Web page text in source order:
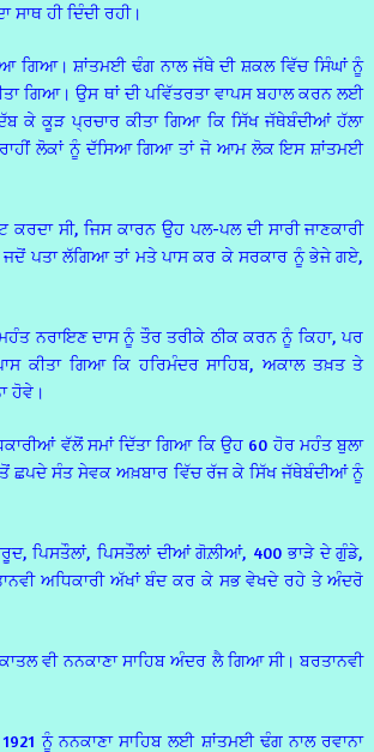
ਹੀ ਦਿੰਦੀ ਰਹੀ।
ਗਿਆ। ਸ਼ਾਂਤਮਈ ਢੰਗ ਨਾਲ ਜੱਥੇ ਦੀ ਸ਼ਕਲ ਵਿੱਚ ਸਿੰਘਾਂ ਨੂੰ
ਗਿਆ। ਉਸ ਥਾਂ ਦੀ ਪਵਿੱਤਰਤਾ ਵਾਪਸ ਬਹਾਲ ਕਰਨ ਲਈ
ਕੇ ਕੂੜ ਪ੍ਰਚਾਰ ਕੀਤਾ ਗਿਆ ਕਿ ਸਿੱਖ ਜੱਥੇਬੰਦੀਆਂ ਹੱਲਾ
ਰਾਹੀਂ ਲੋਕਾਂ ਨੂੰ ਦੱਸਿਆ ਗਿਆ ਤਾਂ ਜੋ ਆਮ ਲੋਕ ਇਸ ਸ਼ਾਂਤਮਈ
ਸੀ, ਜਿਸ ਕਾਰਨ ਉਹ ਪਲ-ਪਲ ਦੀ ਸਾਰੀ ਜਾਣਕਾਰੀ
ਪਤਾ ਲੱਗਿਆ ਤਾਂ ਮਤੇ ਪਾਸ ਕਰ ਕੇ ਸਰਕਾਰ ਨੂੰ ਭੇਜੇ ਗਏ,
ਨਰਾਇਣ ਦਾਸ ਨੂੰ ਤੌਰ ਤਰੀਕੇ ਠੀਕ ਕਰਨ ਨੂੰ ਕਿਹਾ, ਪਰ
ਕੀਤਾ ਗਿਆ ਕਿ ਹਰਿਮੰਦਰ ਸਾਹਿਬ, ਅਕਾਲ ਤਖ਼ਤ ਤੇ
ਹੋਵੇ।
ਵੱਲੋਂ ਸਮਾਂ ਦਿੱਤਾ ਗਿਆ ਕਿ ਉਹ 60 ਹੋਰ ਮਹੰਤ ਬੁਲਾ
ਛਪਦੇ ਸੰਤ ਸੇਵਕ ਅਖ਼ਬਾਰ ਵਿੱਚ ਰੱਜ ਕੇ ਸਿੱਖ ਜੱਥੇਬੰਦੀਆਂ ਨੂੰ
ਪਿਸਤੌਲਾਂ, ਪਿਸਤੌਲਾਂ ਦੀਆਂ ਗੋਲ਼ੀਆਂ, 400 ਭਾੜੇ ਦੇ ਗੁੰਡੇ,
ਅਧਿਕਾਰੀ ਅੱਖਾਂ ਬੰਦ ਕਰ ਕੇ ਸਭ ਵੇਖਦੇ ਰਹੇ ਤੇ ਅੰਦਰੋ
ਵੀ ਨਨਕਾਣਾ ਸਾਹਿਬ ਅੰਦਰ ਲੈ ਗਿਆ ਸੀ। ਬਰਤਾਨਵੀ
ਨੂੰ ਨਨਕਾਣਾ ਸਾਹਿਬ ਲਈ ਸ਼ਾਂਤਮਈ ਢੰਗ ਨਾਲ ਰਵਾਨਾ